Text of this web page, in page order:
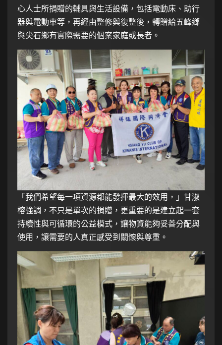
心人士所捐贈的輔具與生活設備，包括電動床、助行
器與電動車等，再經由整修與復整後，轉贈給五峰鄉
與尖石鄉有實際需要的個案家庭或長者。
「我們希望每一項資源都能發揮最大的效用，」甘淑
榕強調，不只是單次的捐贈，更重要的是建立起一套
持續性與可循環的公益模式，讓物資能夠妥善分配與
使用，讓需要的人真正感受到關懷與尊重。